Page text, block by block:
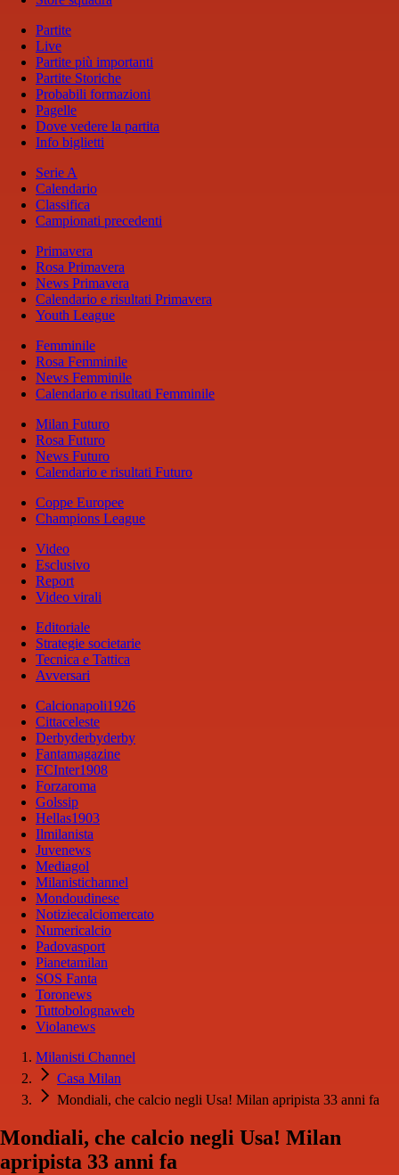
Partite
Live
Partite più importanti
Partite Storiche
Probabili formazioni
Pagelle
Dove vedere la partita
Info biglietti
Serie A
Calendario
Classifica
Campionati precedenti
Primavera
Rosa Primavera
News Primavera
Calendario e risultati Primavera
Youth League
Femminile
Rosa Femminile
News Femminile
Calendario e risultati Femminile
Milan Futuro
Rosa Futuro
News Futuro
Calendario e risultati Futuro
Coppe Europee
Champions League
Video
Esclusivo
Report
Video virali
Editoriale
Strategie societarie
Tecnica e Tattica
Avversari
Calcionapoli1926
Cittaceleste
Derbyderbyderby
Fantamagazine
FCInter1908
Forzaroma
Golssip
Hellas1903
Ilmilanista
Juvenews
Mediagol
Milanistichannel
Mondoudinese
Notiziecalciomercato
Numericalcio
Padovasport
Pianetamilan
SOS Fanta
Toronews
Tuttobolognaweb
Violanews
Milanisti Channel
Casa Milan
Mondiali, che calcio negli Usa! Milan apripista 33 anni fa
Mondiali, che calcio negli Usa! Milan
apripista 33 anni fa